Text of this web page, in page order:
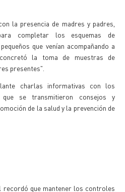
la presencia de madres y padres,
completar los esquemas de
que venían acompañando a
la toma de muestras de
presentes".
charlas informativas con los
se transmitieron consejos y
de la salud y la prevención de
recordó que mantener los controles